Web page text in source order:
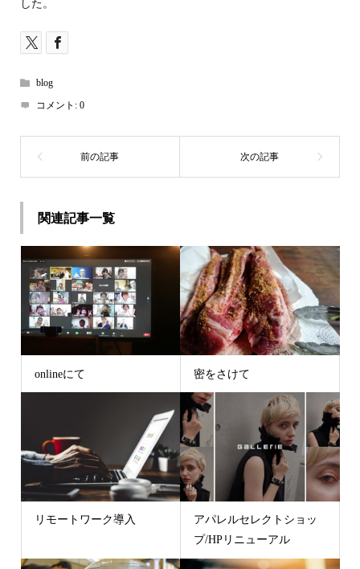
した。
blog
コメント: 0
関連記事一覧
onlineにて 密をさけて
リモートワーク導入
アパレルセレクトショッ
プ/HPリニューアル